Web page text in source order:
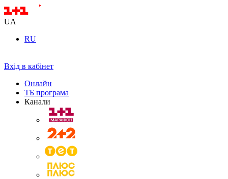
UA
RU
Вхід в кабінет
Онлайн
ТБ програма
Канали